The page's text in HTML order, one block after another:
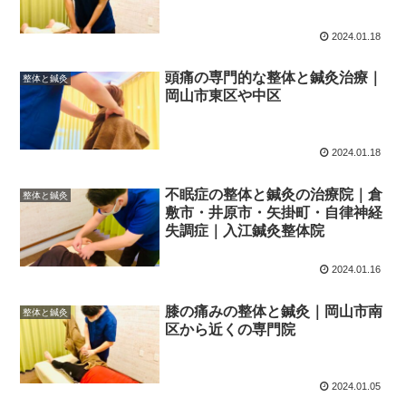
2024.01.18
整体と鍼灸
頭痛の専門的な整体と鍼灸治療｜
岡山市東区や中区
2024.01.18
整体と鍼灸
不眠症の整体と鍼灸の治療院｜倉
敷市・井原市・矢掛町・自律神経
失調症｜入江鍼灸整体院
2024.01.16
整体と鍼灸
膝の痛みの整体と鍼灸｜岡山市南
区から近くの専門院
2024.01.05